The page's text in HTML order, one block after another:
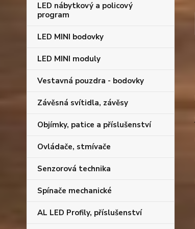
LED nábytkový a policový
program
LED MINI bodovky
LED MINI moduly
Vestavná pouzdra - bodovky
Závěsná svítidla, závěsy
Objímky, patice a příslušenství
Ovládače, stmívače
Senzorová technika
Spínače mechanické
AL LED Profily, příslušenství